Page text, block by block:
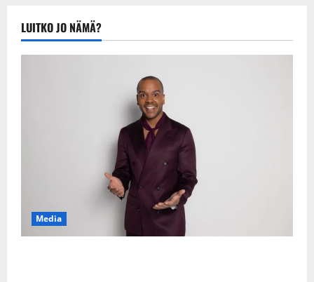
20.8.2025 |
LUITKO JO NÄMÄ?
Media